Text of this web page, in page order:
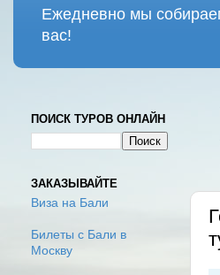
Ежедневно мы
вас!
ПОИСК ТУРОВ ОНЛАЙН
ЗАКАЗЫВАЙТЕ
Виза на Бали
Билеты с Бали в
Москву